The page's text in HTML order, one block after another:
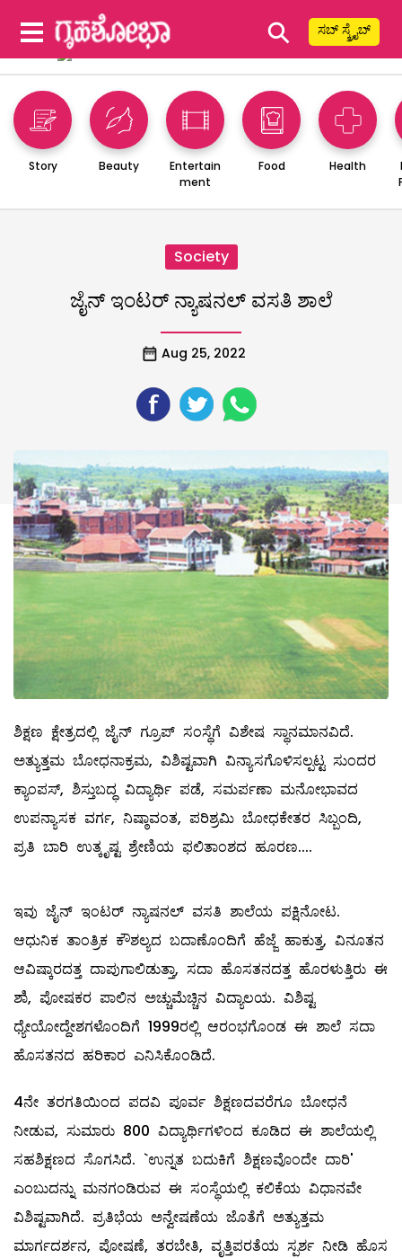
⚲ ಸಬ್ ಸ್ಕ್ರೈಬ್
Story Beauty
Entertain
ment
Food Health
Society
ಜೈನ್ ಇಂಟರ್ ನ್ಯಾಷನಲ್ ವಸತಿ ಶಾಲೆ
Aug 25, 2022
ಶಿಕ್ಷಣ ಕ್ಷೇತ್ರದಲ್ಲಿ ಜೈನ್‌ ಗ್ರೂಪ್‌ ಸಂಸ್ಥೆಗೆ ವಿಶೇಷ ಸ್ಥಾನಮಾನವಿದೆ.
ಅತ್ಯುತ್ತಮ ಬೋಧನಾಕ್ರಮ, ವಿಶಿಷ್ಟವಾಗಿ ವಿನ್ಯಾಸಗೊಳಿಸಲ್ಪಟ್ಟ ಸುಂದರ
ಕ್ಯಾಂಪಸ್‌, ಶಿಸ್ತುಬದ್ಧ ವಿದ್ಯಾರ್ಥಿ ಪಡೆ, ಸಮರ್ಪಣಾ ಮನೋಭಾವದ
ಉಪನ್ಯಾಸಕ ವರ್ಗ, ನಿಷ್ಠಾವಂತ, ಪರಿಶ್ರಮಿ ಬೋಧಕೇತರ ಸಿಬ್ಬಂದಿ,
ಪ್ರತಿ ಬಾರಿ ಉತ್ಕೃಷ್ಟ ಶ್ರೇಣಿಯ ಫಲಿತಾಂಶದ ಹೂರಣ....
ಇವು ಜೈನ್‌ ಇಂಟರ್‌ ನ್ಯಾಷನಲ್ ವಸತಿ ಶಾಲೆಯ ಪಕ್ಷಿನೋಟ.
ಆಧುನಿಕ ತಾಂತ್ರಿಕ ಕೌಶಲ್ಯದ ಬದಾಣೊಂದಿಗೆ ಹೆಜ್ಜೆ ಹಾಕುತ್ತ, ವಿನೂತನ
ಆವಿಷ್ಕಾರದತ್ತ ದಾಪುಗಾಲಿಡುತ್ತಾ, ಸದಾ ಹೊಸತನದತ್ತ ಹೊರಳುತ್ತಿರು ಈ
ಶಾಿ, ಪೋಷಕರ ಪಾಲಿನ ಅಚ್ಚುಮೆಚ್ಚಿನ ವಿದ್ಯಾಲಯ. ವಿಶಿಷ್ಟ
ಧ್ಯೇಯೋದ್ದೇಶಗಳೊಂದಿಗೆ 1999ರಲ್ಲಿ ಆರಂಭಗೊಂಡ ಈ ಶಾಲೆ ಸದಾ
ಹೊಸತನದ ಹರಿಕಾರ ಎನಿಸಿಕೊಂಡಿದೆ.
4ನೇ ತರಗತಿಯಿಂದ ಪದವಿ ಪೂರ್ವ ಶಿಕ್ಷಣದವರೆಗೂ ಬೋಧನೆ
ನೀಡುವ, ಸುಮಾರು 800 ವಿದ್ಯಾರ್ಥಿಗಳಿಂದ ಕೂಡಿದ ಈ ಶಾಲೆಯಲ್ಲಿ
ಸಹಶಿಕ್ಷಣದ ಸೊಗಸಿದೆ. `ಉನ್ನತ ಬದುಕಿಗೆ ಶಿಕ್ಷಣವೊಂದೇ ದಾರಿ'
ಎಂಬುದನ್ನು ಮನಗಂಡಿರುವ ಈ ಸಂಸ್ಥೆಯಲ್ಲಿ ಕಲಿಕೆಯ ವಿಧಾನವೇ
ವಿಶಿಷ್ಟವಾಗಿದೆ. ಪ್ರತಿಭೆಯ ಅನ್ವೇಷಣೆಯ ಜೊತೆಗೆ ಅತ್ಯುತ್ತಮ
ಮಾರ್ಗದರ್ಶನ, ಪೋಷಣೆ, ತರಬೇತಿ, ವೃತ್ತಿಪರತೆಯ ಸ್ಪರ್ಶ ನೀಡಿ ಹೊಸ